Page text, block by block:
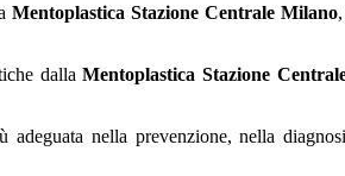
Mentoplastica Stazione Centrale Milano
dallaMentoplastica Stazione
nella prevenzione, nella